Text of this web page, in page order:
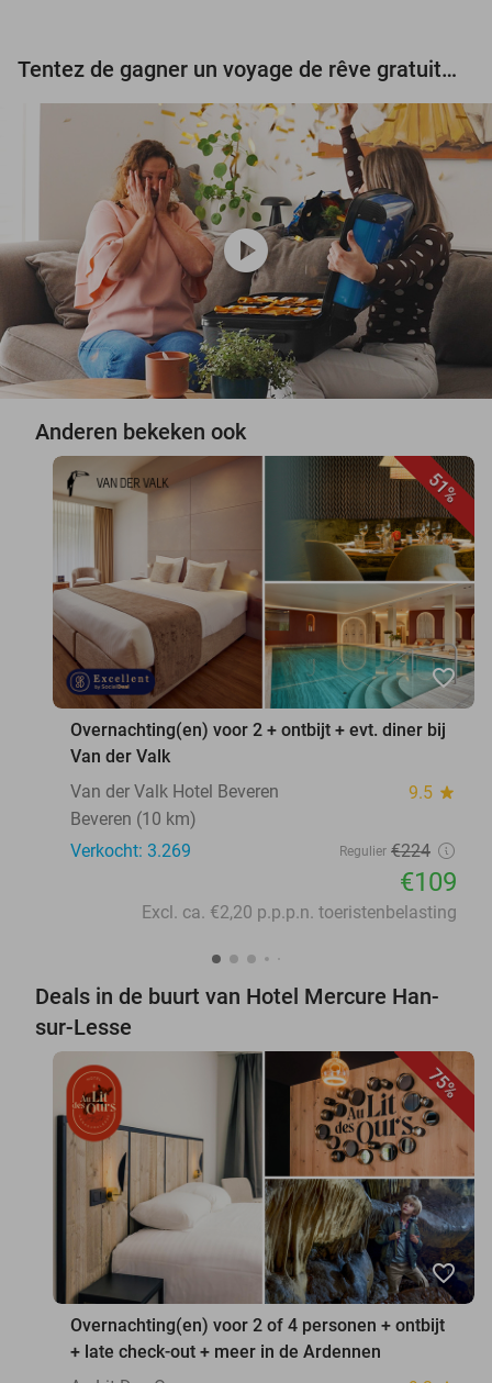
Tentez de gagner un voyage de rêve gratuit d'une valeur de 3.000 € !
play_circle
Anderen bekeken ook
51%
favorite_border
Overnachting(en) voor 2 + ontbijt + evt. diner bij
Van der Valk
Van der Valk Hotel Beveren
9.5 star
Beveren (10 km)
Verkocht: 3.269
Regulier €224
€109
Excl. ca. €2,20 p.p.p.n. toeristenbelasting
Deals in de buurt van Hotel Mercure Han-
sur-Lesse
75%
favorite_border
Overnachting(en) voor 2 of 4 personen + ontbijt
+ late check-out + meer in de Ardennen